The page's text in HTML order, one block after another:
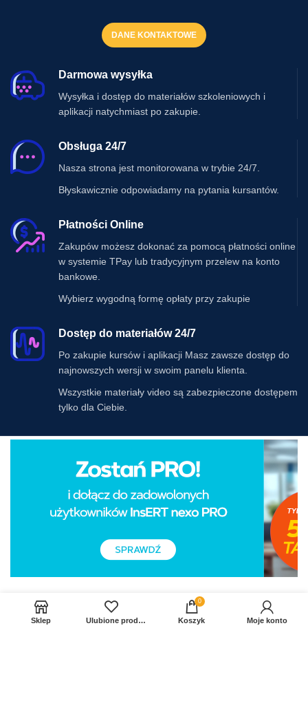
DANE KONTAKTOWE
Darmowa wysyłka
Wysyłka i dostęp do materiałów szkoleniowych i
aplikacji natychmiast po zakupie.
Obsługa 24/7
Nasza strona jest monitorowana w trybie 24/7.
Błyskawicznie odpowiadamy na pytania kursantów.
Płatności Online
Zakupów możesz dokonać za pomocą płatności online
w systemie TPay lub tradycyjnym przelew na konto
bankowe.
Wybierz wygodną formę opłaty przy zakupie
Dostęp do materiałów 24/7
Po zakupie kursów i aplikacji Masz zawsze dostęp do
najnowszych wersji w swoim panelu klienta.
Wszystkie materiały video są zabezpieczone dostępem
tylko dla Ciebie.
Sklep Ulubione produkty
0
Koszyk Moje konto